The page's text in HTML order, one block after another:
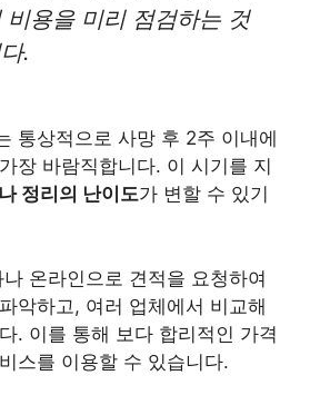
비용을 미리 점검하는 것
.
통상적으로 사망 후 2주 이내에
장 바람직합니다. 이 시기를 지
정리의 난이도가 변할 수 있기
온라인으로 견적을 요청하여
악하고, 여러 업체에서 비교해
. 이를 통해 보다 합리적인 가격
스를 이용할 수 있습니다.